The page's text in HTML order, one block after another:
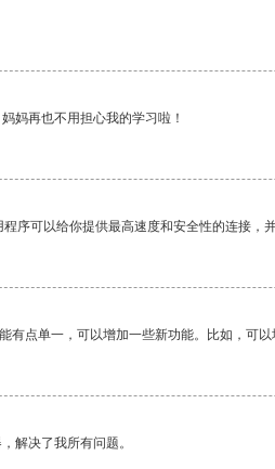
妈再也不用担心我的学习啦！
序可以给你提供最高速度和安全性的连接，
有点单一，可以增加一些新功能。比如，可
解决了我所有问题。